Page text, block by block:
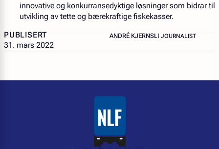
innovative og konkurransedyktige løsninger som bidrar til
utvikling av tette og bærekraftige fiskekasser.
PUBLISERT
31. mars 2022
ANDRÉ KJERNSLI – JOURNALIST
JOURNALIST